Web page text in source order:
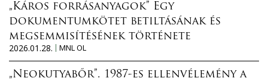
„Káros forrásanyagok” Egy
dokumentumkötet betiltásának és
megsemmisítésének története
2026.01.28.
MNL OL
„Neokutyabőr”. 1987-es ellenvélemény a